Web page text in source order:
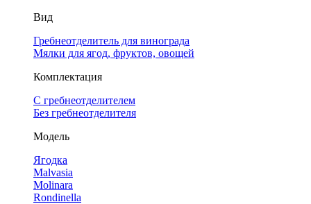
Вид
Гребнеотделитель для винограда
Мялки для ягод, фруктов, овощей
Комплектация
С гребнеотделителем
Без гребнеотделителя
Модель
Ягодка
Malvasia
Molinara
Rondinella